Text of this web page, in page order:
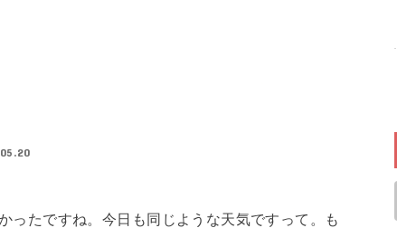
ったですね。今日も同じような天気ですって。も